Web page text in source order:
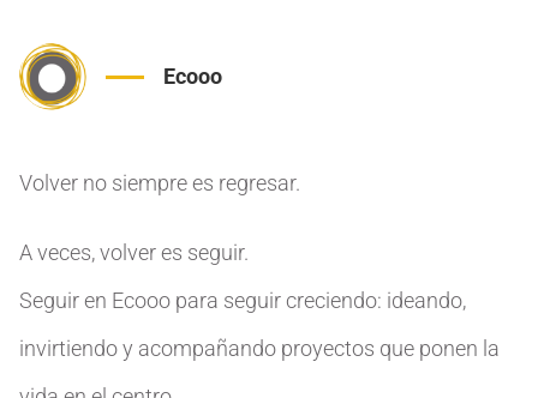
Ecooo
Volver no siempre es regresar.
A veces, volver es seguir.
Seguir en Ecooo para seguir creciendo: ideando,
invirtiendo y acompañando proyectos que ponen la